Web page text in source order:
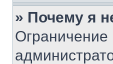
» Почему я
Ограничение